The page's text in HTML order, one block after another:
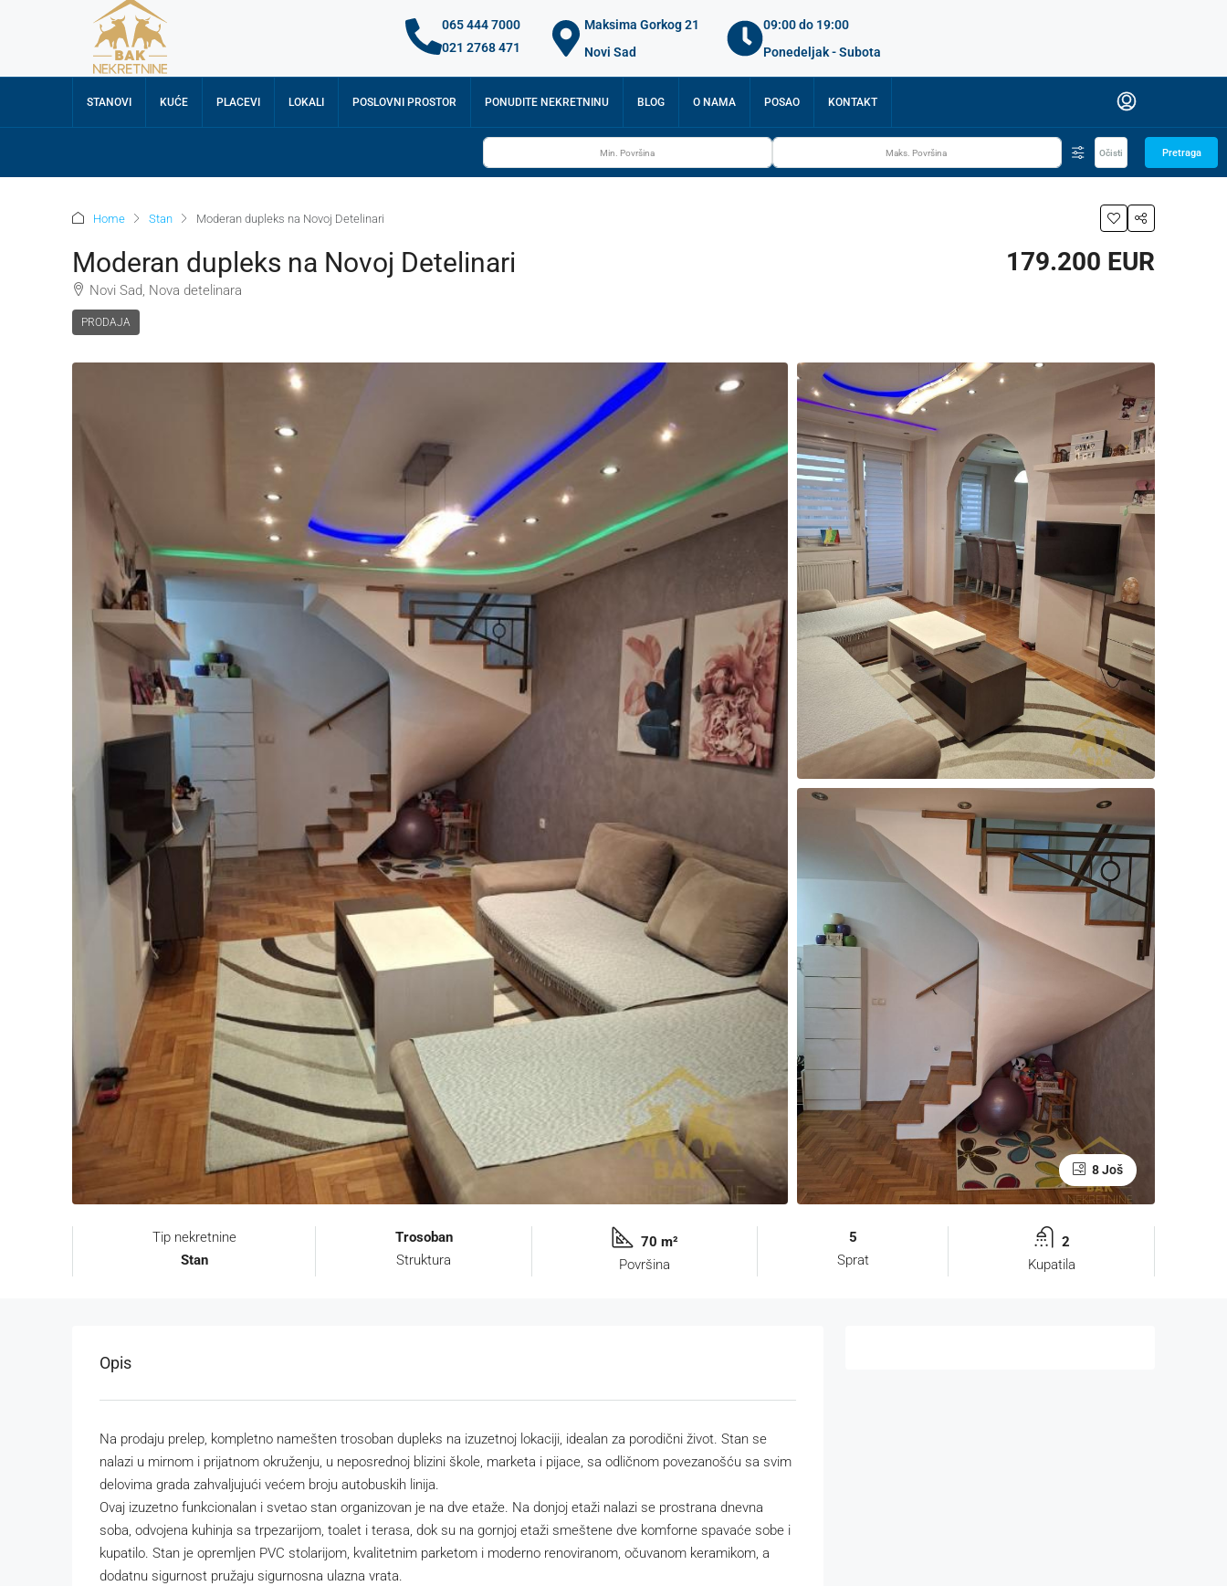
065 444 7000
021 2768 471
Maksima Gorkog 21
Novi Sad
09:00 do 19:00
Ponedeljak - Subota
STANOVI KUĆE PLACEVI LOKALI POSLOVNI PROSTOR PONUDITE NEKRETNINU BLOG O NAMA POSAO KONTAKT
Očisti Pretraga
Home Stan Moderan dupleks na Novoj Detelinari
Moderan dupleks na Novoj Detelinari
Novi Sad, Nova detelinara
PRODAJA
179.200 EUR
8 Još
Tip nekretnine
Stan
Trosoban
Struktura
70 m²
Površina
5
Sprat
2
Kupatila
Opis
Na prodaju prelep, kompletno namešten trosoban dupleks na izuzetnoj lokaciji, idealan za porodični život. Stan se
nalazi u mirnom i prijatnom okruženju, u neposrednoj blizini škole, marketa i pijace, sa odličnom povezanošću sa svim
delovima grada zahvaljujući većem broju autobuskih linija.
Ovaj izuzetno funkcionalan i svetao stan organizovan je na dve etaže. Na donjoj etaži nalazi se prostrana dnevna
soba, odvojena kuhinja sa trpezarijom, toalet i terasa, dok su na gornjoj etaži smeštene dve komforne spavaće sobe i
kupatilo. Stan je opremljen PVC stolarijom, kvalitetnim parketom i moderno renoviranom, očuvanom keramikom, a
dodatnu sigurnost pružaju sigurnosna ulazna vrata.